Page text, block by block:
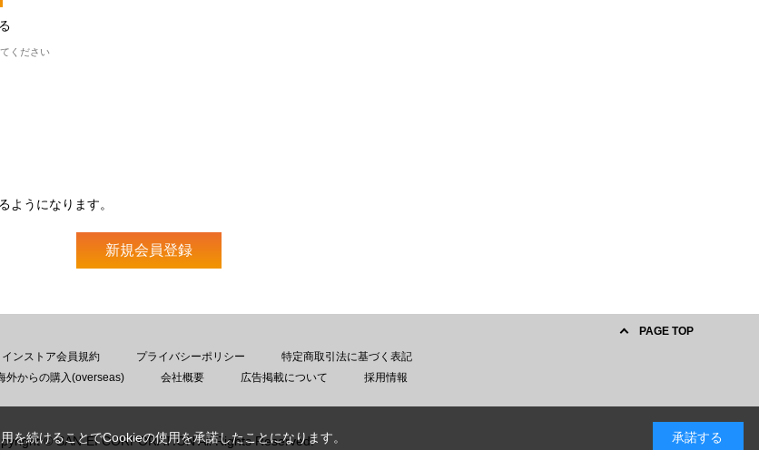
ください
ようになります。
PAGE TOP
インストア会員規約 プライバシーポリシー
特定商取引法に基づく表記
外からの購入(overseas) 会社概要 広告掲載について 採用情報
© SAN-EI CORPORATION All Rights Reserved.
続けることでCookieの使用を承諾したことになります。 承諾する